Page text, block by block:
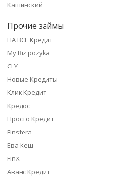
Кашинский
Прочие займы
НА ВСЕ Кредит
My Biz pozyka
CLY
Новые Кредиты
Клик Кредит
Кредос
Просто Кредит
Finsfera
Ева Кеш
FinX
Аванс Кредит